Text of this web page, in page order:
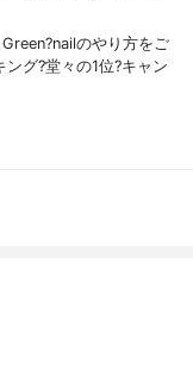
のやり方をご
グ?堂々の1位?キャン